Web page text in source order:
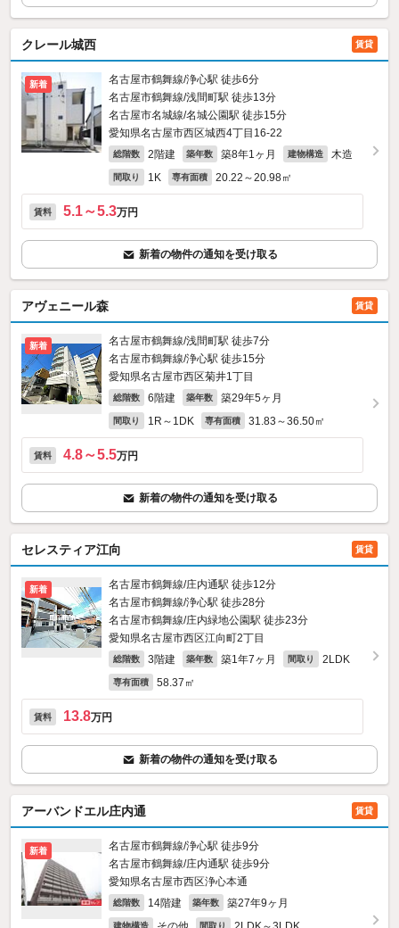
クレール城西 賃貸
新着
名古屋市鶴舞線/浄心駅 徒歩6分
名古屋市鶴舞線/浅間町駅 徒歩13分
名古屋市名城線/名城公園駅 徒歩15分
愛知県名古屋市西区城西4丁目16-22
総階数 2階建 築年数 築8年1ヶ月 建物構造 木造
間取り 1K 専有面積 20.22～20.98㎡
賃料 5.1～5.3万円
新着の物件の通知を受け取る
アヴェニール森 賃貸
新着
名古屋市鶴舞線/浅間町駅 徒歩7分
名古屋市鶴舞線/浄心駅 徒歩15分
愛知県名古屋市西区菊井1丁目
総階数 6階建 築年数 築29年5ヶ月
間取り 1R～1DK 専有面積 31.83～36.50㎡
賃料 4.8～5.5万円
新着の物件の通知を受け取る
セレスティア江向 賃貸
新着
名古屋市鶴舞線/庄内通駅 徒歩12分
名古屋市鶴舞線/浄心駅 徒歩28分
名古屋市鶴舞線/庄内緑地公園駅 徒歩23分
愛知県名古屋市西区江向町2丁目
総階数 3階建 築年数 築1年7ヶ月 間取り 2LDK
専有面積 58.37㎡
賃料 13.8万円
新着の物件の通知を受け取る
アーバンドエル庄内通 賃貸
新着
名古屋市鶴舞線/浄心駅 徒歩9分
名古屋市鶴舞線/庄内通駅 徒歩9分
愛知県名古屋市西区浄心本通
総階数 14階建 築年数 築27年9ヶ月
建物構造 間取り